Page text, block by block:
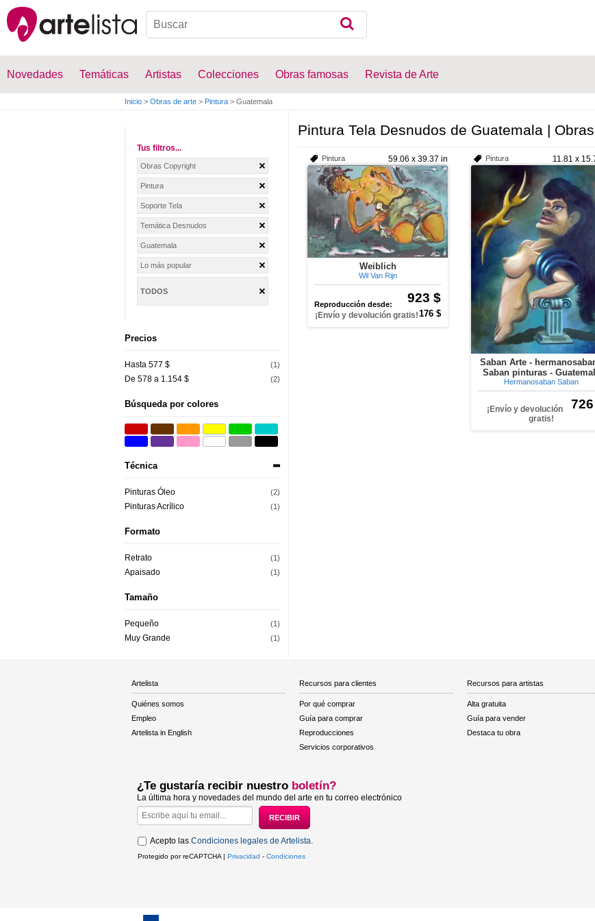
Novedades Temáticas Artistas Colecciones Obras famosas Revista de Arte
Inicio > Obras de arte > Pintura > Guatemala
Tus filtros...
Obras Copyright
Pintura
Soporte Tela
Temática Desnudos
Guatemala
Lo más popular
TODOS
Precios
Hasta 577 $ (1)
De 578 a 1.154 $ (2)
Búsqueda por colores
Técnica
Pinturas Óleo (2)
Pinturas Acrílico (1)
Formato
Retrato (1)
Apaisado (1)
Tamaño
Pequeño (1)
Muy Grande (1)
Pintura Tela Desnudos de Guatemala |
59.06 x 39.37 in
Pintura
Weiblich
Wil Van Rijn
923 $
Reproducción desde:
176 $
¡Envío y devolución gratis!
11.81 x
Pintura
Saban Arte -
Saban pinturas -
Hermanosaban Saban
¡Envío y devolución
gratis!
Artelista
Quiénes somos
Empleo
Artelista in English
Recursos para clientes
Por qué comprar
Guía para comprar
Reproducciones
Servicios corporativos
Recursos para artistas
Alta gratuita
Guía para vender
Destaca tu obra
¿Te gustaría recibir nuestro boletín?
La última hora y novedades del mundo del arte en tu correo electrónico
Acepto las Condiciones legales de Artelista.
Protegido por reCAPTCHA | Privacidad - Condiciones